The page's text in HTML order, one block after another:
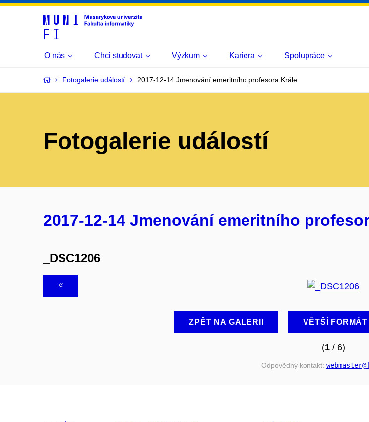
O nás Chci studovat Výzkum Kariéra Spolupráce
Fotogalerie událostí 2017-12-14 Jmenování emeritního profesora Krále
Fotogalerie událostí
2017-12-14 Jmenování emeritního
_DSC1206
ZPĚT NA GALERII VĚTŠÍ FORMÁT
(1/ 6)
Odpovědný kontakt: webmaster